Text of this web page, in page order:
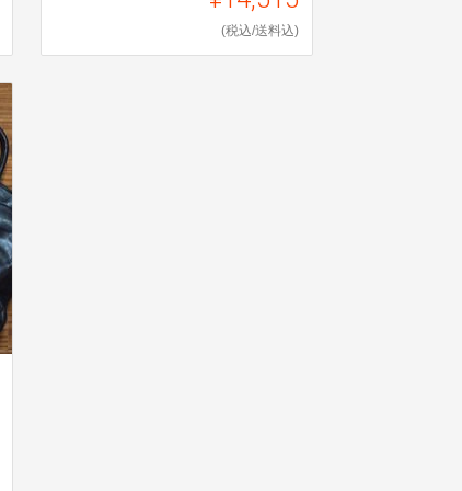
(税込/送料込)